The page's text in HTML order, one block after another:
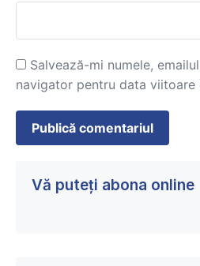
Salvează-mi numele,
navigator pentru data viitoare
Vă puteți abona online